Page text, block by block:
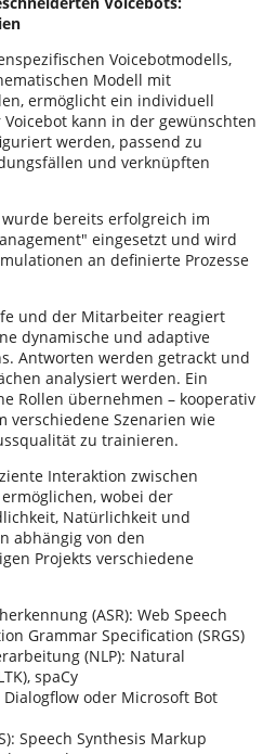
Voicebotmodells,
Modell mit
ermöglicht ein individuell
kann in der gewünschten
werden, passend zu
und verknüpften
bereits erfolgreich im
eingesetzt und wird
an definierte Prozesse
und der Mitarbeiter reagiert
dynamische und adaptive
Antworten werden getrackt und
analysiert werden. Ein
Rollen übernehmen – kooperativ
verschiedene Szenarien wie
zu trainieren.
Interaktion zwischen
wobei der
Natürlichkeit und
abhängig von den
Projekts verschiedene
(ASR): Web Speech
Grammar Specification (SRGS)
(NLP): Natural
spaCy
oder Microsoft Bot
Speech Synthesis Markup